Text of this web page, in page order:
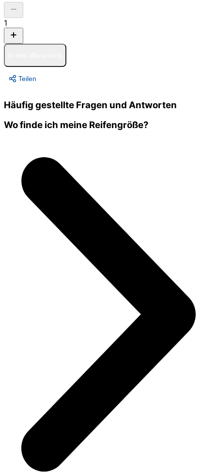
1
Teilen
Häufig gestellte Fragen und Antworten
Wo finde ich meine Reifengröße?